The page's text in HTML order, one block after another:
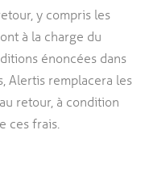
y compris les
à la charge du
énoncées dans
Alertis remplacera les
retour, à condition
ces frais.